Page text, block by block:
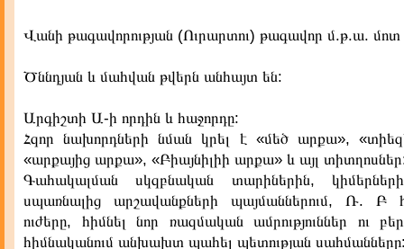
Վանի թագավորության (Ուրարտու) թագավոր մ.թ.ա. մոտ
Ծննդյան և մահվան թվերն անհայտ են:
Արգիշտի Ա-ի որդին և հաջորդը:
Հզոր նախորդների նման կրել է «մեծ արքա»,
«արքայից արքա», «Բիայնիլիի արքա» և այլ
Գահակալման սկզբնական տարիներին,
սպառնալից արշավանքների պայմաններում, Ռ. Բ
ուժերը, հիմնել նոր ռազմական ամրություններ ու
հիմնականում անխախտ պահել պետության